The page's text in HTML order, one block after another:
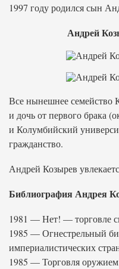
1997 году родился сын
Андрей
Все нынешнее семейство
и дочь от первого брака
и Колумбийский
гражданство.
Андрей Козырев
Библиография Андрея
1981 — Нет! — торговле
1985 — Огнестрельный
империалистических
1985 — Торговля